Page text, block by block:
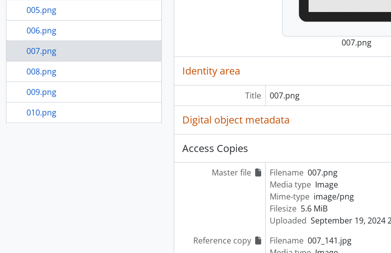
005.png
006.png
007.png
008.png
009.png
010.png
007.png
Identity area
Title 007.png
Digital object metadata
Access Copies
Master file Filename 007.png
Media type Image
Mime-type image/png
Filesize 5.6 MiB
Uploaded September 19, 2024
Reference copy
Filename 007_141.jpg